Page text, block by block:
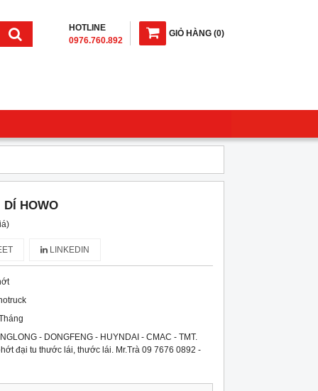
GIỎ HÀNG (0)
HOTLINE
0976.760.892
HOWO
LINKEDIN
- DONGFENG - HUYNDAI - CMAC - TMT.
đại tu thước lái, thước lái. Mr.Trà 09 7676 0892 -